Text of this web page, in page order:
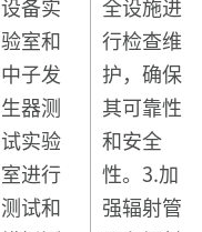
设备实
验室和
中子发
生器测
试实验
室进行
测试和
全设施进
行检查维
护，确保
其可靠性
和安全
性。3.加
强辐射管